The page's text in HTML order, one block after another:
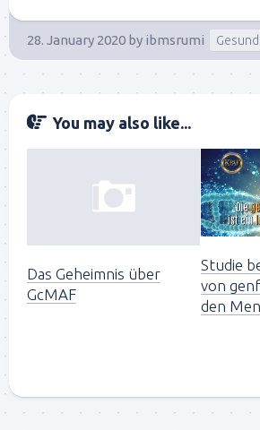
28. January 2020 by ibmsrumi
You may also like...
Das Geheimnis über
GcMAF
Studie
von
den